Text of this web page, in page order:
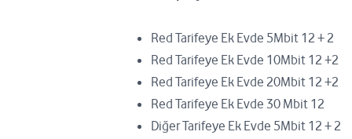
Red Tarifeye Ek Evde 5Mbit 12 + 2
Red Tarifeye Ek Evde 10Mbit 12 +2
Red Tarifeye Ek Evde 20Mbit 12 +2
Red Tarifeye Ek Evde 30 Mbit 12
Diğer Tarifeye Ek Evde 5Mbit 12 + 2